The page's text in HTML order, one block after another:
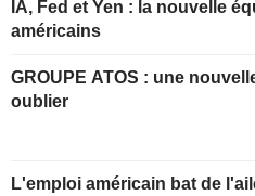
IA, Fed et Yen : la nouvelle
américains
GROUPE ATOS : une nouvelle année à
oublier
L'emploi américain bat de